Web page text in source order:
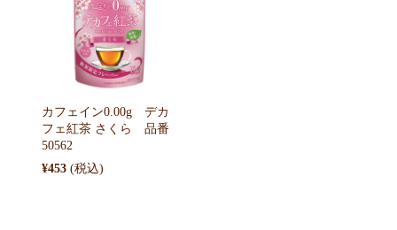
カフェイン0.00g デカ
フェ紅茶 さくら 品番
50562
¥453